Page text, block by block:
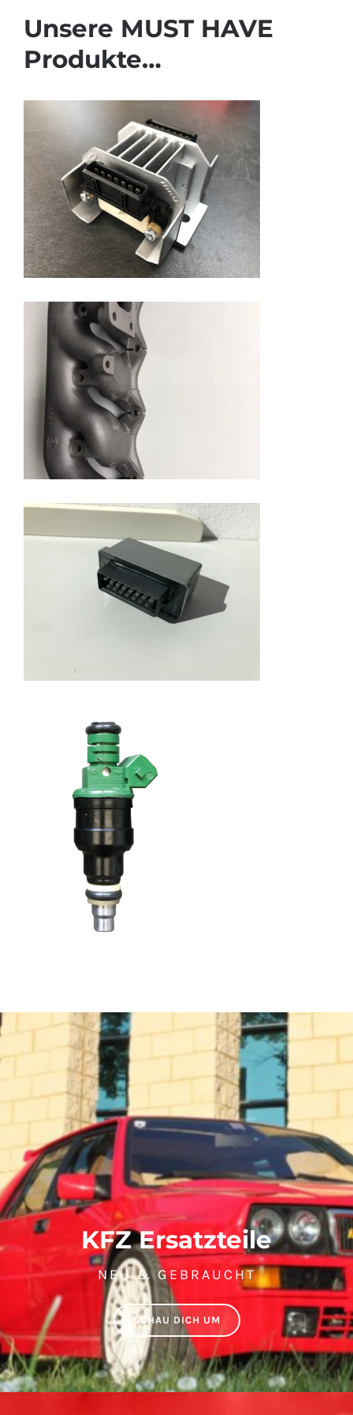
Unsere MUST HAVE
Produkte…
KFZ Ersatzteile
NEU & GEBRAUCHT
SCHAU DICH UM